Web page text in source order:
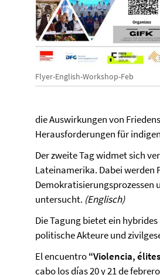
Flyer-English-Workshop-Feb
die Auswirkungen von
Herausforderungen für
Der zweite Tag widmet sich
Lateinamerika. Dabei werden
Demokratisierungsprozessen
untersucht. (Englisch)
Die Tagung bietet ein
politische Akteure und
El encuentro“Violencia,
cabo los días 20 y 21 de